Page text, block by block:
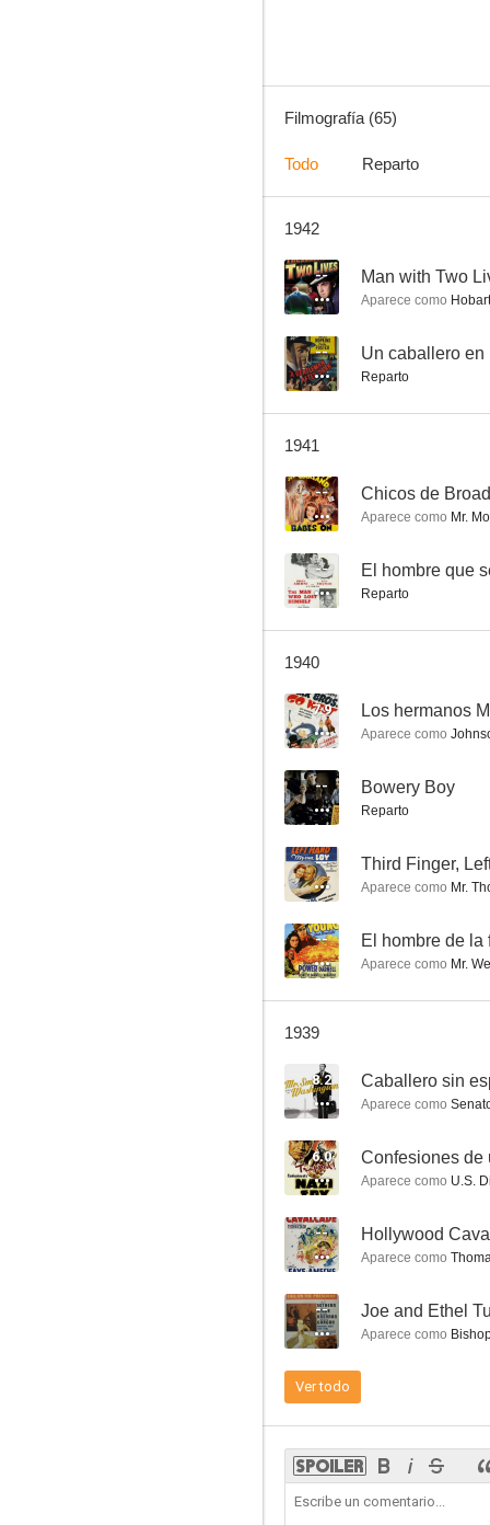
6.0
Injusto desprecio
--
Un caballero en la noche
--
El mago de la muerte
--
Filmografía (65)
Todo Reparto
1942
-- Man with Two
Aparece como
-- Un caballero en
Reparto
1941
-- Chicos de
Aparece como Mr.
-- El hombre que
Reparto
1940
7.9 Los hermanos
Aparece como
-- Bowery Boy
Reparto
-- Third Finger,
Aparece como Mr.
-- El hombre de la
Aparece como Mr.
1939
8.2 Caballero sin
Aparece como
6.0 Confesiones de
Aparece como U.S.
-- Hollywood
Aparece como
-- Joe and Ethel
Aparece como
Ver todo